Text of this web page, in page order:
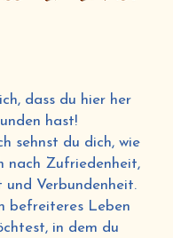
dass du hier her
hast!
sehnst du dich, wie
nach Zufriedenheit,
und Verbundenheit.
befreiteres Leben
in dem du